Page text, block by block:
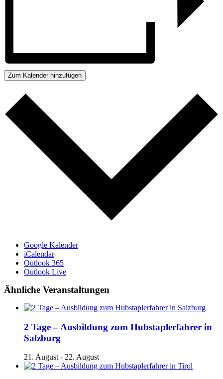
Zum Kalender hinzufügen
Google Kalender
iCalendar
Outlook 365
Outlook Live
Ähnliche Veranstaltungen
2 Tage – Ausbildung zum Hubstaplerfahrer in
Salzburg
21. August - 22. August